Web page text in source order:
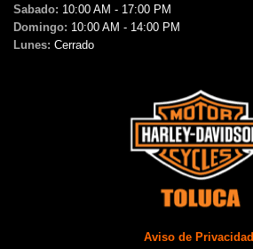
Sabado: 10:00 AM - 17:00 PM
Domingo: 10:00 AM - 14:00 PM
Lunes: Cerrado
Aviso de Privacidad